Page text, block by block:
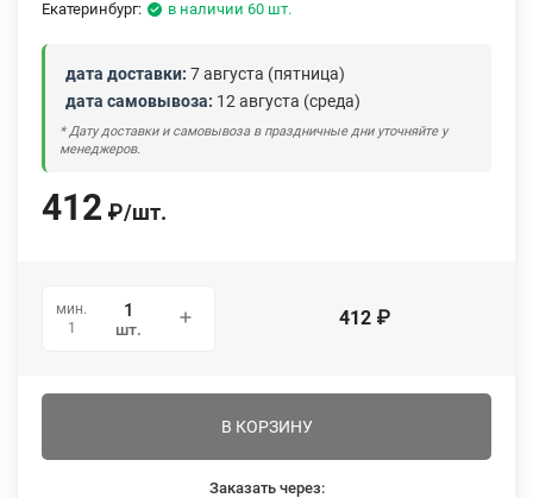
Екатеринбург: в наличии 60 шт.
дата доставки: 7 августа (пятница)
дата самовывоза: 12 августа (среда)
* Дату доставки и самовывоза в праздничные дни уточняйте у
менеджеров.
412 ₽/шт.
мин.
1
шт. 412 ₽
В КОРЗИНУ
Заказать через: